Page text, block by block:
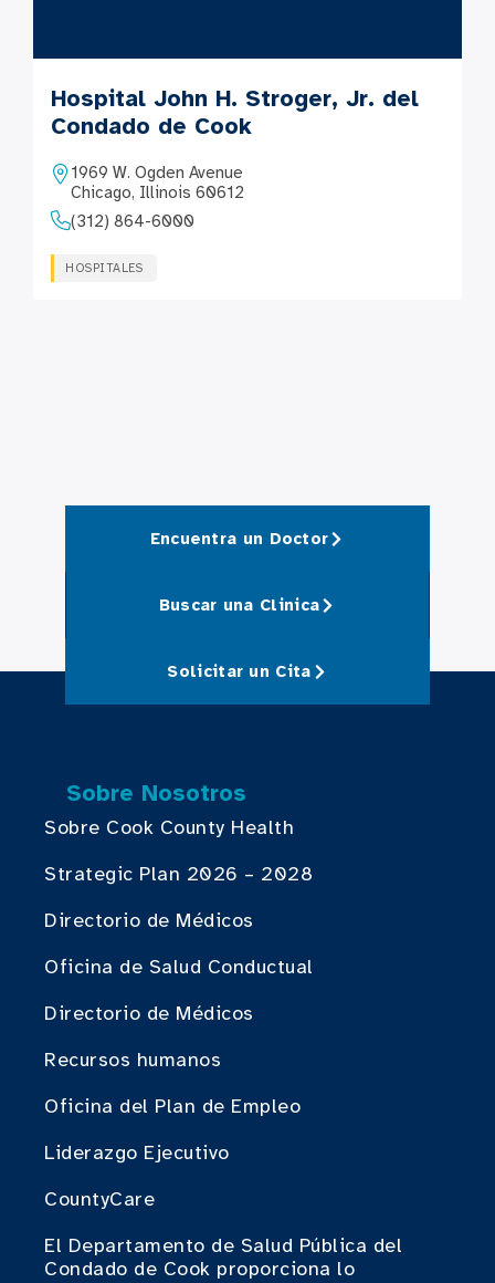
Hospital John H. Stroger, Jr. del
Condado de Cook
1969 W. Ogden Avenue
Chicago, Illinois 60612
(312) 864-6000
HOSPITALES
Encuentra un Doctor
Buscar una Clinica
Solicitar un Cita
Sobre Nosotros
Sobre Cook County Health
Strategic Plan 2026 – 2028
Directorio de Médicos
Oficina de Salud Conductual
Directorio de Médicos
Recursos humanos
Oficina del Plan de Empleo
Liderazgo Ejecutivo
CountyCare
El Departamento de Salud Pública del
Condado de Cook proporciona lo